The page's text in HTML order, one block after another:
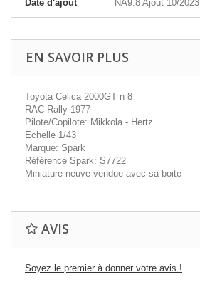
Date d'ajout NA9.8 Ajout 10/2023
EN SAVOIR PLUS
Toyota Celica 2000GT n 8
RAC Rally 1977
Pilote/Copilote: Mikkola - Hertz
Echelle 1/43
Marque: Spark
Référence Spark: S7722
Miniature neuve vendue avec sa boite
AVIS
Soyez le premier à donner votre avis !